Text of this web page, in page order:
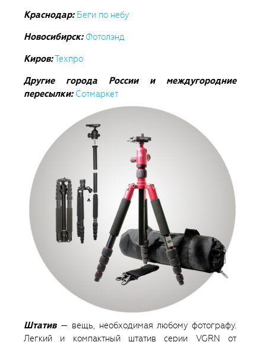
Краснодар: Беги по небу
Новосибирск: Фотолэнд
Киров:Техпро
Другие города России и междугородние
пересылки: Сотмаркет
Штатив— вещь, необходимая любому фотографу.
Легкий и компактный штатив серии VGRN от